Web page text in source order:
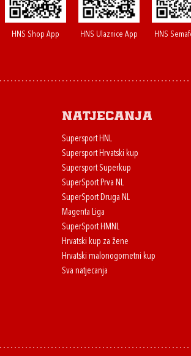
HNS Shop App HNS Ulaznice App HNS
Natjecanja
Supersport HNL
Supersport Hrvatski kup
Supersport Superkup
SuperSport Prva NL
SuperSport Druga NL
Magenta Liga
SuperSport HMNL
Hrvatski kup za žene
Hrvatski malonogometni kup
Sva natjecanja